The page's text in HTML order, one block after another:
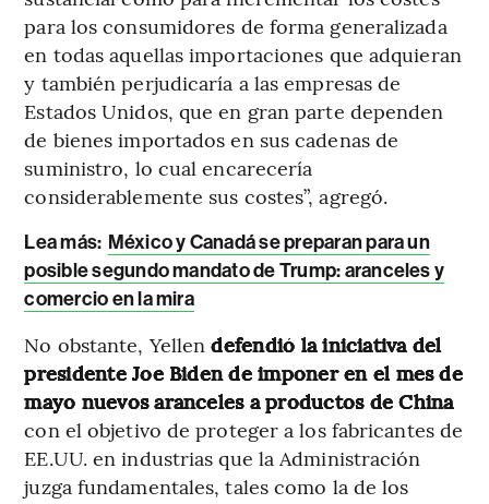
para los consumidores de forma generalizada
en todas aquellas importaciones que adquieran
y también perjudicaría a las empresas de
Estados Unidos, que en gran parte dependen
de bienes importados en sus cadenas de
suministro, lo cual encarecería
considerablemente sus costes”, agregó.
Lea más: México y Canadá se preparan para un
posible segundo mandato de Trump: aranceles y
comercio en la mira
No obstante, Yellendefendió la iniciativa del
presidente Joe Biden de imponer en el mes de
mayo nuevos aranceles a productos de China
con el objetivo de proteger a los fabricantes de
EE.UU. en industrias que la Administración
juzga fundamentales, tales como la de los